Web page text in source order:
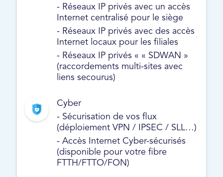
- Réseaux IP privés avec un accès
Internet centralisé pour le siège
- Réseaux IP privés avec des accès
Internet locaux pour les filiales
- Réseaux IP privés « « SDWAN »
(raccordements multi-sites avec
liens secourus)
Cyber
- Sécurisation de vos flux
(déploiement VPN / IPSEC / SLL…)
- Accès Internet Cyber-sécurisés
(disponible pour votre fibre
FTTH/FTTO/FON)